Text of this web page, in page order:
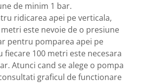
de minim 1 bar.
ridicarea apei pe verticala,
este nevoie de o presiune
pentru pomparea apei pe
100 metri este necesara
Atunci cand se alege o pompa
graficul de functionare